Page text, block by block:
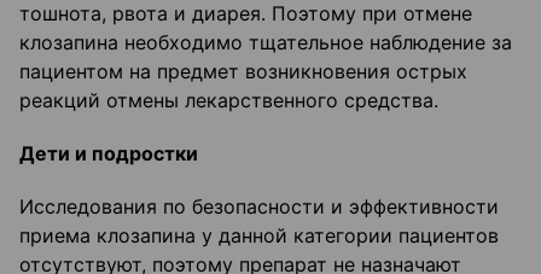
тошнота, рвота и диарея. Поэтому при отмене
клозапина необходимо тщательное наблюдение за
пациентом на предмет возникновения острых
реакций отмены лекарственного средства.
Дети и подростки
Исследования по безопасности и эффективности
приема клозапина у данной категории пациентов
отсутствуют, поэтому препарат не назначают